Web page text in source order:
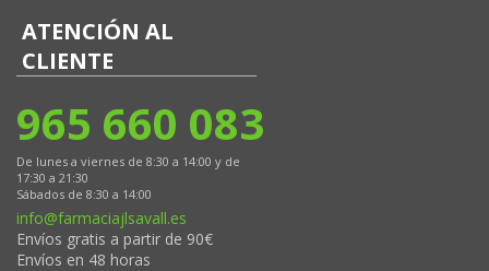
ATENCIÓN AL
CLIENTE
965 660 083
De lunes a viernes de 8:30 a 14:00 y de
17:30 a 21:30
Sábados de 8:30 a 14:00
info@farmaciajlsavall.es
Envíos gratis a partir de 90€
Envíos en 48 horas